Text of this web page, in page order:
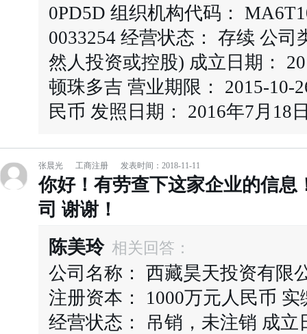
0PD5D 组织机构代码：
0033254 经营状态： 存续 公
然人投资或控股) 成立日期：
顿珠多吉 营业期限： 2015-10-
民币 发照日期： 2016年7月18
张晨光 工商注册 发表时间：2018-11-11
你好！有劳查下这家企业的信息
司 谢谢！
陈美玲 相关回答：
公司名称： 西藏昊天投资有限
注册资本： 1000万元人民币
经营状态： 吊销，未注销 成立